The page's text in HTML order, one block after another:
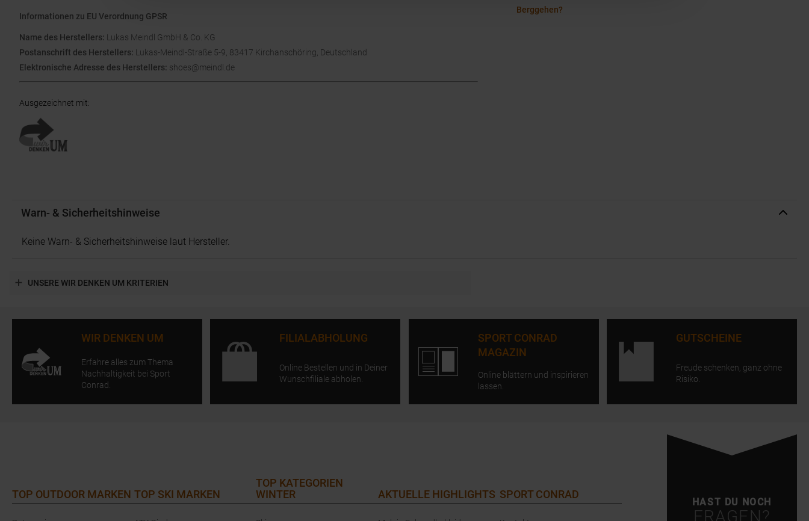
Informationen zu EU Verordnung GPSR
Name des Herstellers: Lukas Meindl GmbH & Co. KG
Postanschrift des Herstellers: Lukas-Meindl-Straße 5-9, 83417 Kirchanschöring, Deutschland
Elektronische Adresse des Herstellers: shoes@meindl.de
Ausgezeichnet mit:
Berggehen?
Warn- & Sicherheitshinweise
Keine Warn- & Sicherheitshinweise laut Hersteller.
UNSERE WIR DENKEN UM KRITERIEN
WIR DENKEN UM
Erfahre alles zum Thema
Nachhaltigkeit bei Sport
Conrad.
FILIALABHOLUNG
Online Bestellen und in Deiner
Wunschfiliale abholen.
SPORT CONRAD
MAGAZIN
Online blättern und inspirieren
lassen.
GUTSCHEINE
Freude schenken, ganz ohne
Risiko.
HAST DU NOCH
FRAGEN?
TOP OUTDOOR MARKEN TOP SKI MARKEN
TOP KATEGORIEN
WINTER
AKTUELLE HIGHLIGHTS SPORT CONRAD